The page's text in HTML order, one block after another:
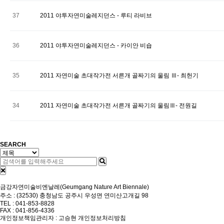
37 2011 야투자연미술레지던스 - 루티 라비브
36 2011 야투자연미술레지던스 - 카이안 비숍
35 2011 자연미술 초대작가전 서른개 골짜기의 울림 Ⅲ- 최헌기
34 2011 자연미술 초대작가전 서른개 골짜기의 울림Ⅲ- 전원길
SEARCH
금강자연미술비엔날레(Geumgang Nature Art Biennale)
주소 : (32530) 충청남도 공주시 우성면 연미산고개길 98
TEL : 041-853-8828
FAX : 041-856-4336
개인정보책임관리자 : 고승현 개인정보처리방침